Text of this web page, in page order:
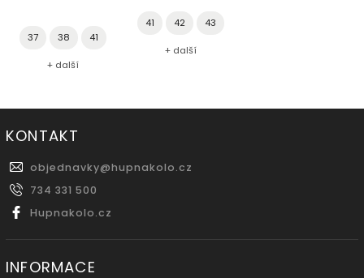
37 38 41
+ další
41 42 43
+ další
KONTAKT
objednavky@hupnakolo.cz
734 331 500
Hupnakolo.cz
INFORMACE